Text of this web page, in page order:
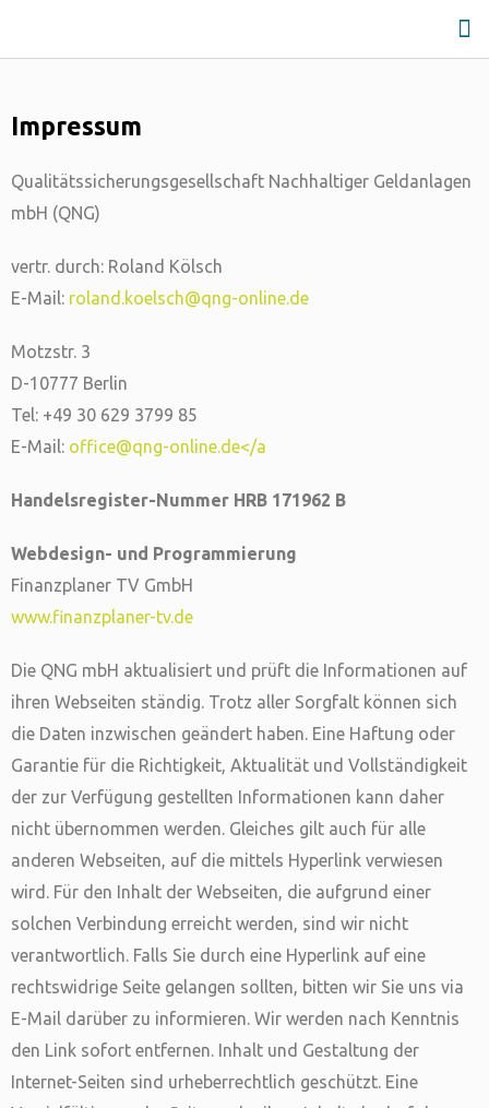
Impressum
Qualitätssicherungsgesellschaft Nachhaltiger Geldanlagen
mbH (QNG)
vertr. durch: Roland Kölsch
E-Mail: roland.koelsch@qng-online.de
Motzstr. 3
D-10777 Berlin
Tel: +49 30 629 3799 85
E-Mail: office@qng-online.de</a
Handelsregister-Nummer HRB 171962 B
Webdesign- und Programmierung
Finanzplaner TV GmbH
www.finanzplaner-tv.de
Die QNG mbH aktualisiert und prüft die Informationen auf
ihren Webseiten ständig. Trotz aller Sorgfalt können sich
die Daten inzwischen geändert haben. Eine Haftung oder
Garantie für die Richtigkeit, Aktualität und Vollständigkeit
der zur Verfügung gestellten Informationen kann daher
nicht übernommen werden. Gleiches gilt auch für alle
anderen Webseiten, auf die mittels Hyperlink verwiesen
wird. Für den Inhalt der Webseiten, die aufgrund einer
solchen Verbindung erreicht werden, sind wir nicht
verantwortlich. Falls Sie durch eine Hyperlink auf eine
rechtswidrige Seite gelangen sollten, bitten wir Sie uns via
E-Mail darüber zu informieren. Wir werden nach Kenntnis
den Link sofort entfernen. Inhalt und Gestaltung der
Internet-Seiten sind urheberrechtlich geschützt. Eine